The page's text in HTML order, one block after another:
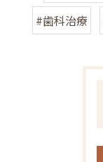
#歯科治療